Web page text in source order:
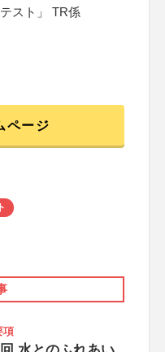
スト」 TR係
ページ
項